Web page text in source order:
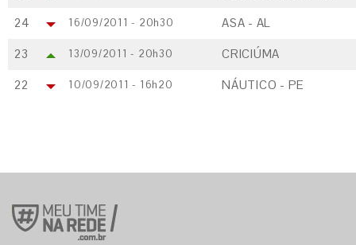
24 16/09/2011 - 20h30 ASA - AL
23 13/09/2011 - 20h30 CRICIÚMA
22 10/09/2011 - 16h20 NÁUTICO - PE